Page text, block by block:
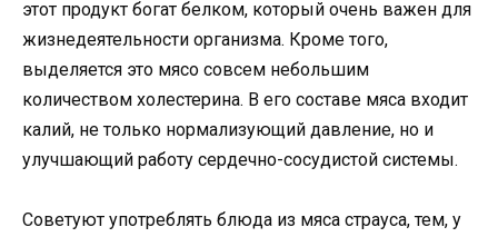
этот продукт богат белком, который очень важен для
жизнедеятельности организма. Кроме того,
выделяется это мясо совсем небольшим
количеством холестерина. В его составе мяса входит
калий, не только нормализующий давление, но и
улучшающий работу сердечно-сосудистой системы.
Советуют употреблять блюда из мяса страуса, тем, у